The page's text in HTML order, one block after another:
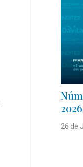
2026
26 de